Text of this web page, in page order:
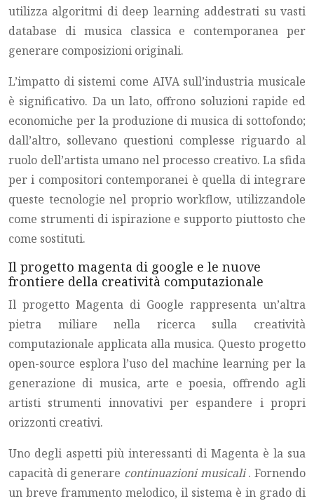
utilizza algoritmi di deep learning addestrati su vasti
database di musica classica e contemporanea per
generare composizioni originali.
L’impatto di sistemi come AIVA sull’industria musicale
è significativo. Da un lato, offrono soluzioni rapide ed
economiche per la produzione di musica di sottofondo;
dall’altro, sollevano questioni complesse riguardo al
ruolo dell’artista umano nel processo creativo. La sfida
per i compositori contemporanei è quella di integrare
queste tecnologie nel proprio workflow, utilizzandole
come strumenti di ispirazione e supporto piuttosto che
come sostituti.
Il progetto magenta di google e le nuove
frontiere della creatività computazionale
Il progetto Magenta di Google rappresenta un’altra
pietra miliare nella ricerca sulla creatività
computazionale applicata alla musica. Questo progetto
open-source esplora l’uso del machine learning per la
generazione di musica, arte e poesia, offrendo agli
artisti strumenti innovativi per espandere i propri
orizzonti creativi.
Uno degli aspetti più interessanti di Magenta è la sua
capacità di generare continuazioni musicali. Fornendo
un breve frammento melodico, il sistema è in grado di